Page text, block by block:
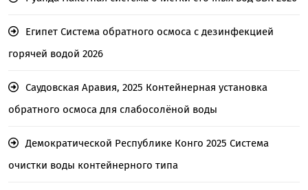
Египет Система обратного осмоса с дезинфекцией
горячей водой 2026
Саудовская Аравия, 2025 Контейнерная установка
обратного осмоса для слабосолёной воды
Демократической Республике Конго 2025 Система
очистки воды контейнерного типа